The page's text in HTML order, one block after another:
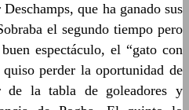
que ha ganado sus
el segundo tiempo pero
espectáculo, el “gato con
perder la oportunidad de
de la tabla de goleadores y